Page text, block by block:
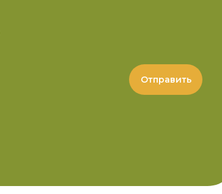
Отправить